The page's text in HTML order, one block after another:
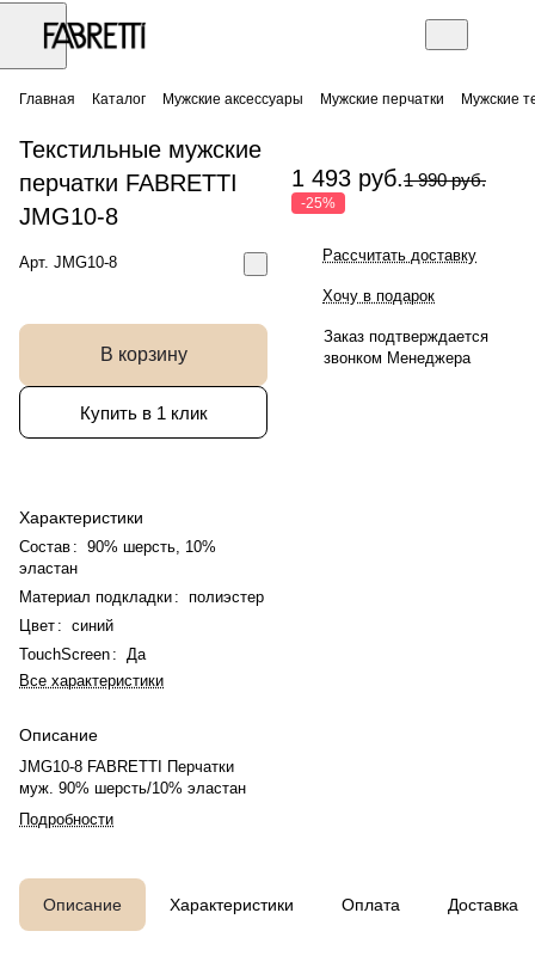
Главная Каталог Мужские аксессуары Мужские перчатки Мужские
Текстильные мужские
перчатки FABRETTI
JMG10-8
Арт. JMG10-8
В корзину
Купить в 1 клик
Характеристики
Состав : 90% шерсть, 10%
эластан
Материал подкладки : полиэстер
Цвет : синий
TouchScreen : Да
Все характеристики
Описание
JMG10-8 FABRETTI Перчатки
муж. 90% шерсть/10% эластан
Подробности
1 493 руб.1 990 руб.
-25%
Рассчитать доставку
Хочу в подарок
Заказ подтверждается
звонком Менеджера
Описание Характеристики Оплата Доставка